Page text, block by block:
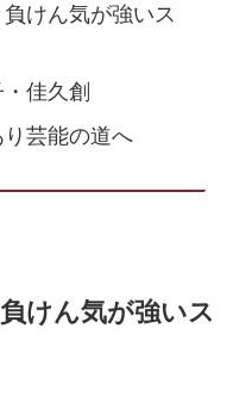
けん気が強いス
佳久創
芸能の道へ
けん気が強いス